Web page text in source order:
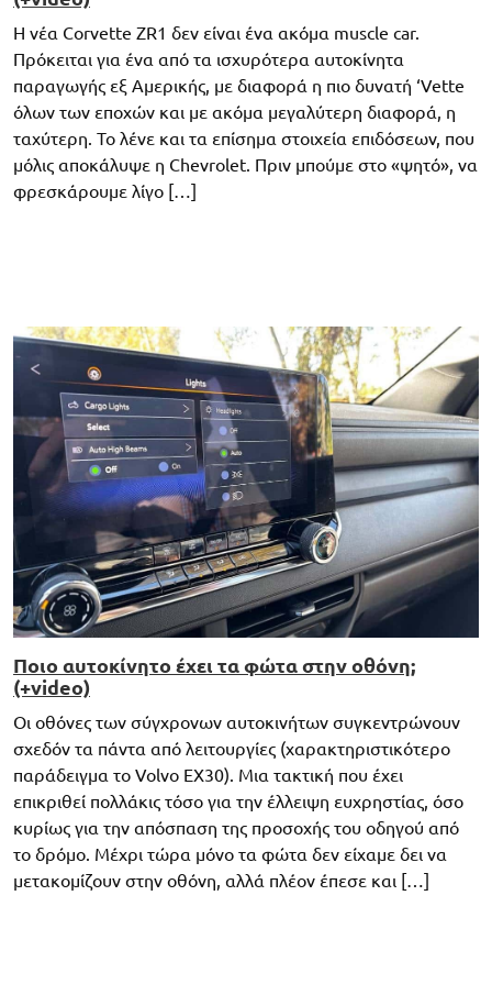
Η νέα Corvette ZR1 δεν είναι ένα ακόμα muscle car.
Πρόκειται για ένα από τα ισχυρότερα αυτοκίνητα
παραγωγής εξ Αμερικής, με διαφορά η πιο δυνατή ‘Vette
όλων των εποχών και με ακόμα μεγαλύτερη διαφορά, η
ταχύτερη. Το λένε και τα επίσημα στοιχεία επιδόσεων, που
μόλις αποκάλυψε η Chevrolet. Πριν μπούμε στο «ψητό», να
φρεσκάρουμε λίγο […]
Ποιο αυτοκίνητο έχει τα φώτα στην οθόνη;
(+video)
Οι οθόνες των σύγχρονων αυτοκινήτων συγκεντρώνουν
σχεδόν τα πάντα από λειτουργίες (χαρακτηριστικότερο
παράδειγμα το Volvo ΕΧ30). Μια τακτική που έχει
επικριθεί πολλάκις τόσο για την έλλειψη ευχρηστίας, όσο
κυρίως για την απόσπαση της προσοχής του οδηγού από
το δρόμο. Μέχρι τώρα μόνο τα φώτα δεν είχαμε δει να
μετακομίζουν στην οθόνη, αλλά πλέον έπεσε και […]